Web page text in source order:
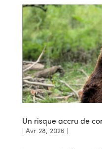
Un risque accru de
Avr 28, 2026